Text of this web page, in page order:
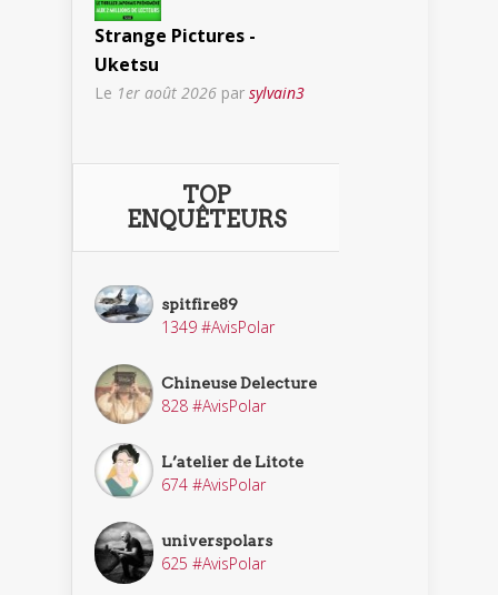
Strange Pictures -
Uketsu
Le 1er août 2026 par sylvain3
TOP
ENQUÊTEURS
spitfire89
1349 #AvisPolar
Chineuse Delecture
828 #AvisPolar
L’atelier de Litote
674 #AvisPolar
universpolars
625 #AvisPolar